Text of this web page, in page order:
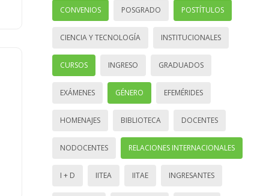
CONVENIOS POSGRADO POSTÍTULOS
CIENCIA Y TECNOLOGÍA INSTITUCIONALES
CURSOS INGRESO GRADUADOS
EXÁMENES GÉNERO EFEMÉRIDES
HOMENAJES BIBLIOTECA DOCENTES
NODOCENTES RELACIONES INTERNACIONALES
I + D IITEA IITAE INGRESANTES